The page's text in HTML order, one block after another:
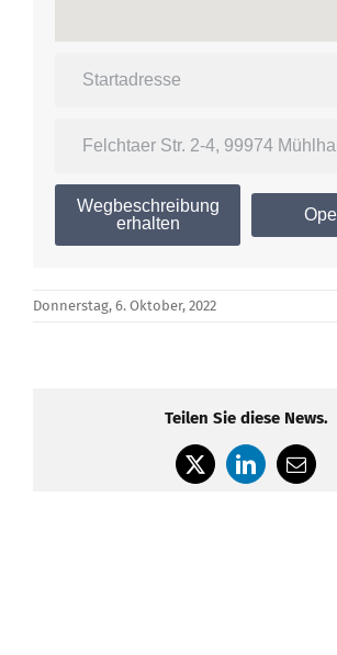
Wegbeschreibung
erhalten
Donnerstag, 6. Oktober, 2022
Teilen Sie diese News.
X LinkedIn
E-